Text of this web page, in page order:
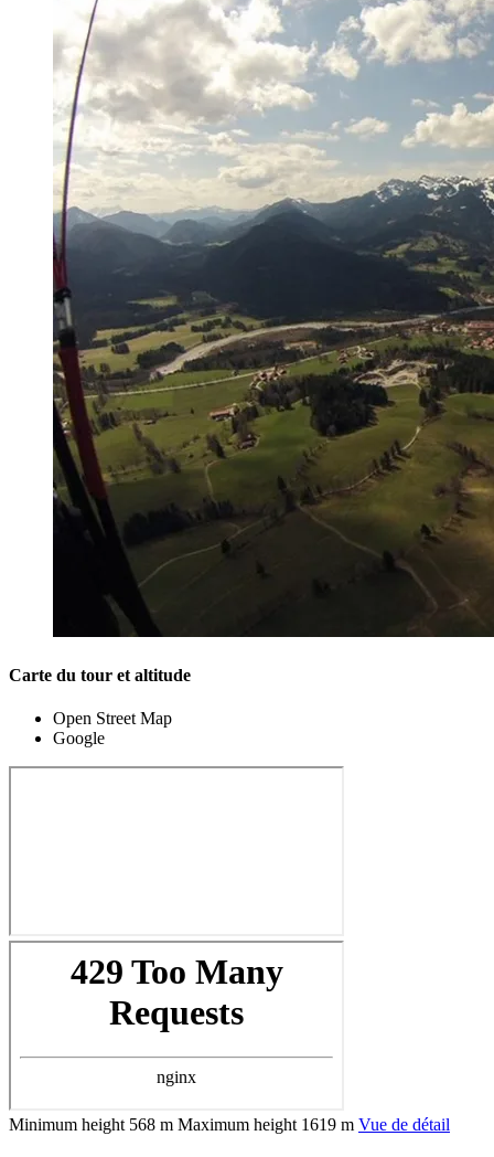
Carte du tour et altitude
Open Street Map
Google
Minimum height 568 m Maximum height 1619 m Vue de détail